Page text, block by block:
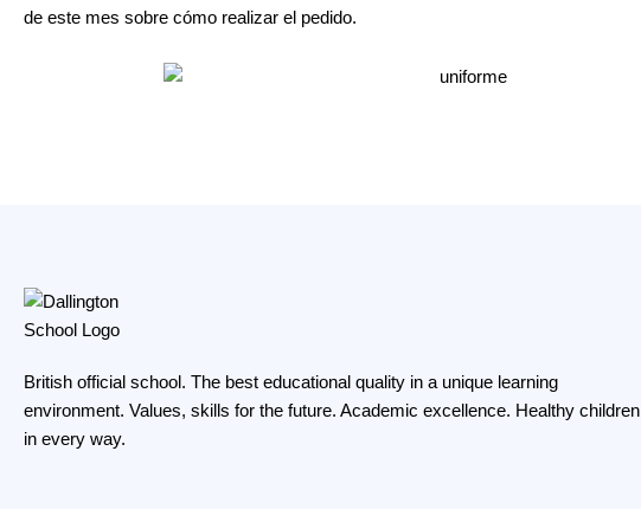
de este mes sobre cómo realizar el pedido.
British official school. The best educational quality in a unique learning
environment. Values, skills for the future. Academic excellence. Healthy children
in every way.